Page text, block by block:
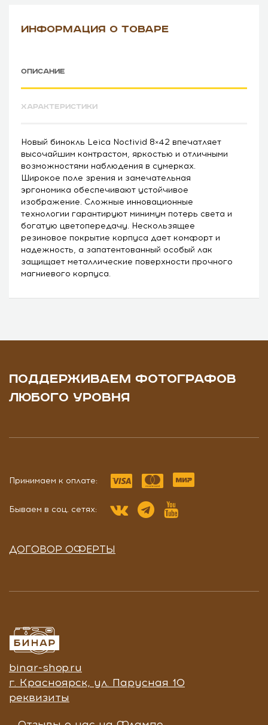
ИНФОРМАЦИЯ О ТОВАРЕ
ОПИСАНИЕ
ХАРАКТЕРИСТИКИ
Новый бинокль Leica Noctivid 8×42 впечатляет
высочайшим контрастом, яркостью и отличными
возможностями наблюдения в сумерках.
Широкое поле зрения и замечательная
эргономика обеспечивают устойчивое
изображение. Сложные инновационные
технологии гарантируют минимум потерь света и
богатую цветопередачу. Нескользящее
резиновое покрытие корпуса дает комфорт и
надежность, а запатентованный особый лак
защищает металлические поверхности прочного
магниевого корпуса.
ПОДДЕРЖИВАЕМ ФОТОГРАФОВ
ЛЮБОГО УРОВНЯ
Принимаем к оплате:
Бываем в соц. сетях:
ДОГОВОР ОФЕРТЫ
binar-shop.ru
г. Красноярск, ул. Парусная 10
реквизиты